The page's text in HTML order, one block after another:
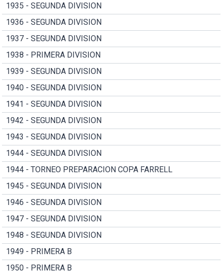
1935 - SEGUNDA DIVISION
1936 - SEGUNDA DIVISION
1937 - SEGUNDA DIVISION
1938 - PRIMERA DIVISION
1939 - SEGUNDA DIVISION
1940 - SEGUNDA DIVISION
1941 - SEGUNDA DIVISION
1942 - SEGUNDA DIVISION
1943 - SEGUNDA DIVISION
1944 - SEGUNDA DIVISION
1944 - TORNEO PREPARACION COPA FARRELL
1945 - SEGUNDA DIVISION
1946 - SEGUNDA DIVISION
1947 - SEGUNDA DIVISION
1948 - SEGUNDA DIVISION
1949 - PRIMERA B
1950 - PRIMERA B